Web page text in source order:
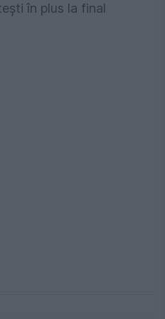
în plus la final